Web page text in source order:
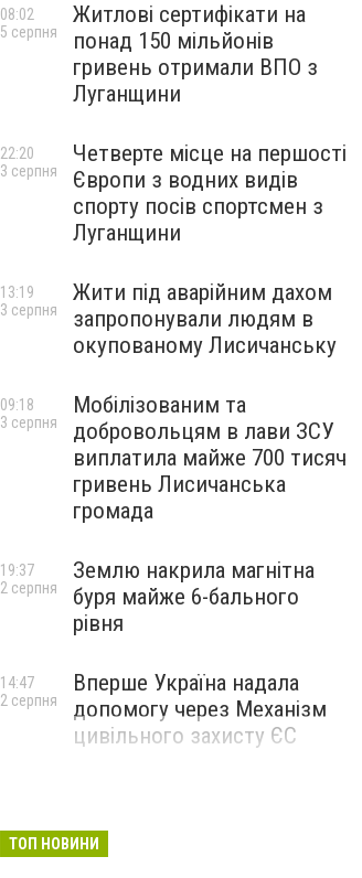
Житлові сертифікати на
понад 150 мільйонів
гривень отримали ВПО з
Луганщини
08:02
5 серпня
Четверте місце на першості
Європи з водних видів
спорту посів спортсмен з
Луганщини
22:20
3 серпня
Жити під аварійним дахом
запропонували людям в
окупованому Лисичанську
13:19
3 серпня
Мобілізованим та
добровольцям в лави ЗСУ
виплатила майже 700 тисяч
гривень Лисичанська
громада
09:18
3 серпня
Землю накрила магнітна
буря майже 6-бального
рівня
19:37
2 серпня
Вперше Україна надала
допомогу через Механізм
цивільного захисту ЄС
14:47
2 серпня
ТОП НОВИНИ